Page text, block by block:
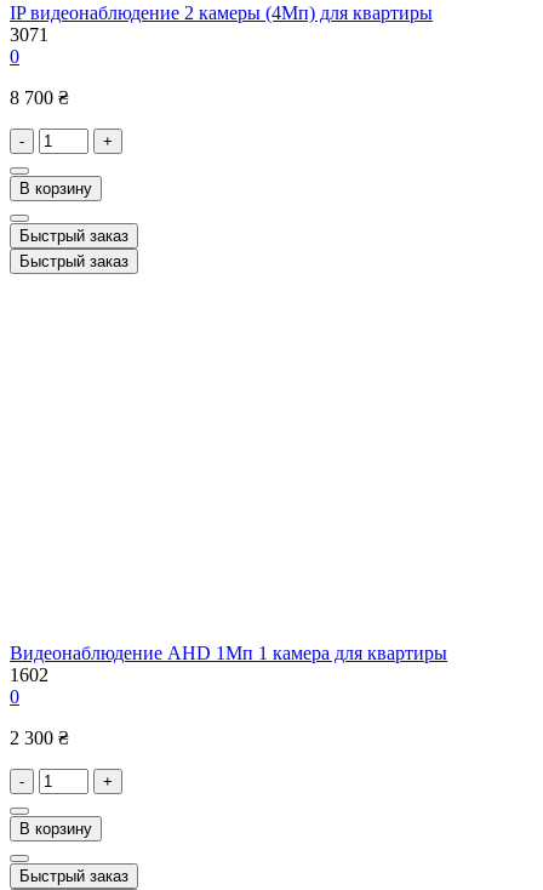
IP видеонаблюдение 2 камеры (4Мп) для квартиры
3071
0
8 700 ₴
- +
В корзину
Быстрый заказ
Быстрый заказ
Видеонаблюдение AHD 1Мп 1 камера для квартиры
1602
0
2 300 ₴
- +
В корзину
Быстрый заказ